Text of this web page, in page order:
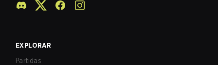
EXPLORAR
Partidas